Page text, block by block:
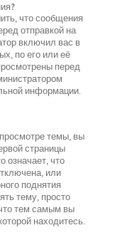
что сообщения
отправкой на
включил вас в
по его или её
перед
информации.
темы, вы
страницы
означает, что
или
поднятия
тему, просто
тем самым вы
находитесь.